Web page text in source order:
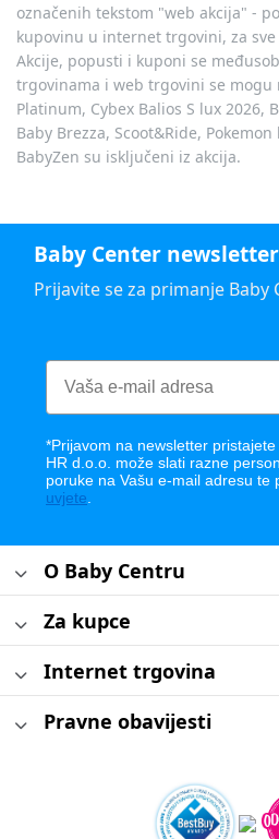
označenih tekstom "web akcija" -
kupovinu u internet trgovini, za
Akcije, popusti i kuponi se
trgovinama i web trgovini se mogu
Platinum, Cybex Balios S lux 2026,
Baby Brezza, Scoot&Ride,
BabyZen su isključeni iz akcija.
Baby Center newsletter
Prijavite se za primanje
*Prijavom na newsletter
HR d.o.o. može slati razne
poruke na Vašu e-mail adresu te
uvjete
O Baby Centru
Za kupce
Internet trgovina
Pravne obavijesti